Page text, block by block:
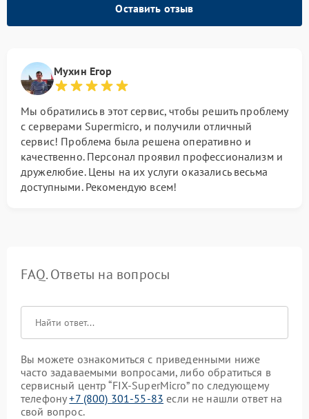
Оставить отзыв
Мухин Егор
Мы обратились в этот сервис, чтобы решить проблему
с серверами Supermicro, и получили отличный
сервис! Проблема была решена оперативно и
качественно. Персонал проявил профессионализм и
дружелюбие. Цены на их услуги оказались весьма
доступными. Рекомендую всем!
FAQ. Ответы на вопросы
Вы можете ознакомиться с приведенными ниже
часто задаваемыми вопросами, либо обратиться в
сервисный центр “FIX-SuperMicro” по следующему
телефону+7 (800) 301-55-83 если не нашли ответ на
свой вопрос.